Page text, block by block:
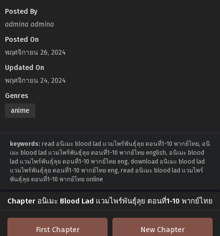
Posted By
admina admina
Posted On
พฤศจิกายน 26, 2024
Updated On
พฤศจิกายน 24, 2024
Genres
anime
keywords: read อนิเมะ blood lad แวมไพร์พันธุ์ลุย ตอนที่1-10 พากย์ไทย, อนิ
เมะ blood lad แวมไพร์พันธุ์ลุย ตอนที่1-10 พากย์ไทย english, อนิเมะ blood
lad แวมไพร์พันธุ์ลุย ตอนที่1-10 พากย์ไทย eng, download อนิเมะ blood lad
แวมไพร์พันธุ์ลุย ตอนที่1-10 พากย์ไทย eng, read อนิเมะ blood lad แวมไพร์
พันธุ์ลุย ตอนที่1-10 พากย์ไทย online
Chapter อนิเมะ Blood Lad แวมไพร์พันธุ์ลุย ตอนที่1-10 พากย์ไทย
First Chapter New Chapter